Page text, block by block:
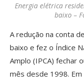
Energia elétrica
baixo –
A redução na conta
baixo e fez o Índice
Amplo (IPCA) fechar
mês desde 1998.